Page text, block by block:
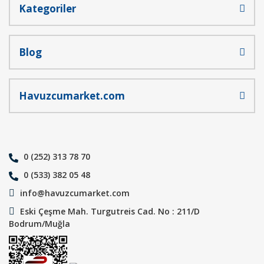
Kategoriler
Blog
Havuzcumarket.com
0 (252) 313 78 70
0 (533) 382 05 48
info@havuzcumarket.com
Eski Çeşme Mah. Turgutreis Cad. No : 211/D
Bodrum/Muğla